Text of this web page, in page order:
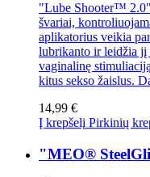
"Lube Shooter™
švariai,
aplikatorius veikia
lubrikanto ir leidžia jį
vaginalinę
kitus sekso žaislus.
14,99 €
Į krepšelį Pirkinių
"MEO®